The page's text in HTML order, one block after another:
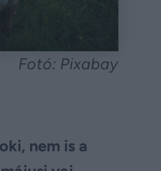
Fotó: Pixabay
nem is a